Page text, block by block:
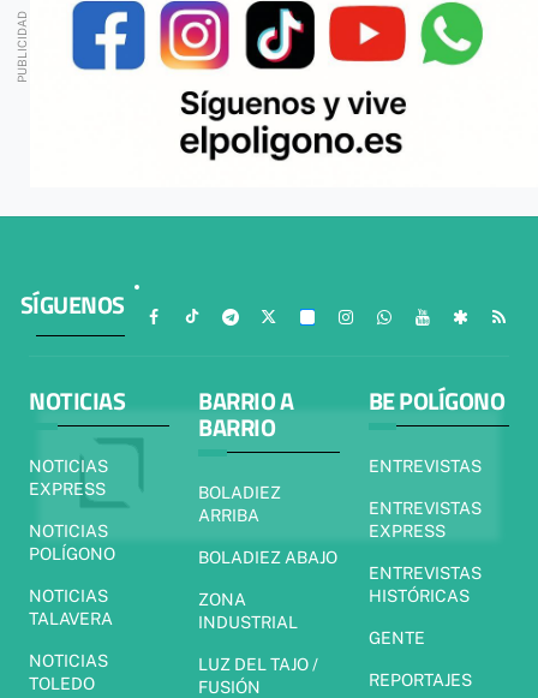
SÍGUENOS
NOTICIAS
NOTICIAS
EXPRESS
NOTICIAS
POLÍGONO
NOTICIAS
TALAVERA
NOTICIAS
TOLEDO
BARRIO A
BARRIO
BOLADIEZ
ARRIBA
BOLADIEZ ABAJO
ZONA
INDUSTRIAL
LUZ DEL TAJO /
FUSIÓN
BE POLÍGONO
ENTREVISTAS
ENTREVISTAS
EXPRESS
ENTREVISTAS
HISTÓRICAS
GENTE
REPORTAJES